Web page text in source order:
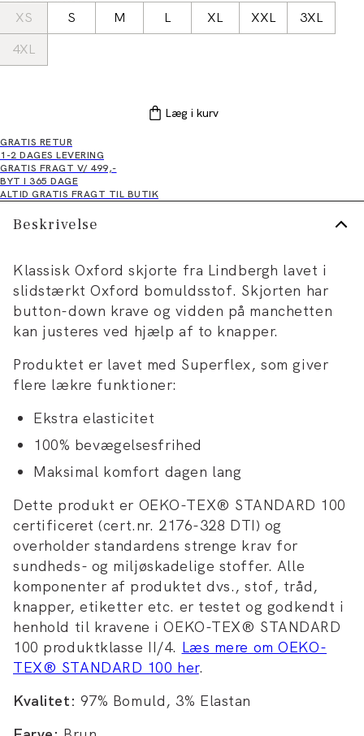
XS S M L XL XXL
3XL
4XL
Læg i kurv
GRATIS RETUR
1-2 DAGES LEVERING
GRATIS FRAGT V/ 499,-
BYT I 365 DAGE
ALTID GRATIS FRAGT TIL BUTIK
Beskrivelse
Klassisk Oxford skjorte fra Lindbergh lavet i
slidstærkt Oxford bomuldsstof. Skjorten har
button-down krave og vidden på manchetten
kan justeres ved hjælp af to knapper.
Produktet er lavet med Superflex, som giver
flere lækre funktioner:
Ekstra elasticitet
100% bevægelsesfrihed
Maksimal komfort dagen lang
Dette produkt er OEKO-TEX® STANDARD 100
certificeret (cert.nr. 2176-328 DTI) og
overholder standardens strenge krav for
sundheds- og miljøskadelige stoffer. Alle
komponenter af produktet dvs., stof, tråd,
knapper, etiketter etc. er testet og godkendt i
henhold til kravene i OEKO-TEX® STANDARD
100 produktklasse II/4. Læs mere om OEKO-
TEX® STANDARD 100 her.
Kvalitet: 97% Bomuld, 3% Elastan